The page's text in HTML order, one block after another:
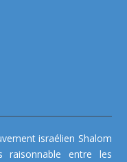
israélien Shalom
raisonnable entre les